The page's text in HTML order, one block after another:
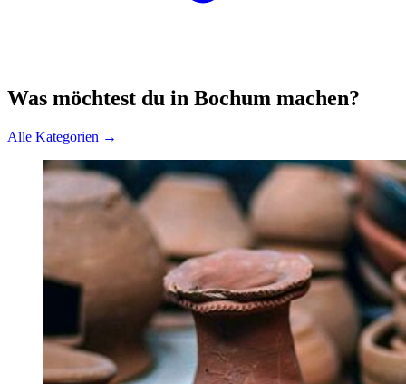
Was möchtest du in Bochum machen?
Alle Kategorien →